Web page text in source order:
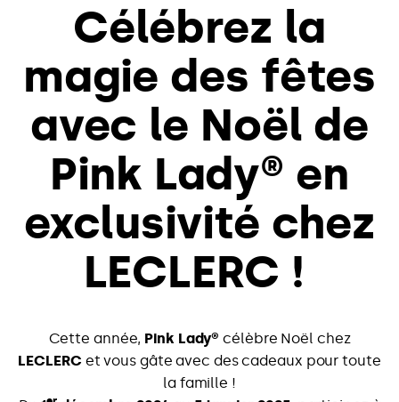
Célébrez la
magie des fêtes
avec le Noël de
Pink Lady® en
exclusivité chez
LECLERC !
Cette année, Pink Lady® célèbre Noël chez
LECLERC et vous gâte avec des cadeaux pour toute
la famille !